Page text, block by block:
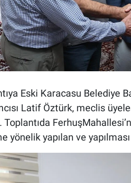
Eski Karacasu Belediye
Latif Öztürk, meclis
Toplantıda
yönelik yapılan ve